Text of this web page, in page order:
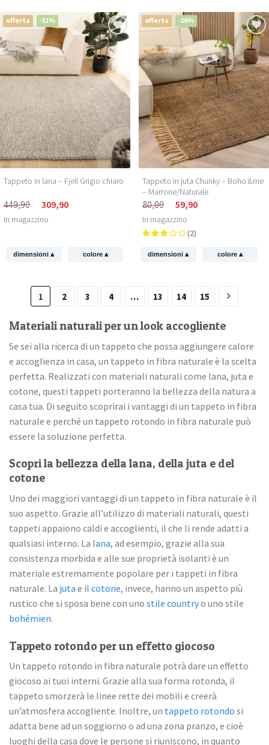
offerta -31%
Tappeto in lana – Fjell Grigio chiaro
449,90 309,90
In magazzino
dimensioni▴ colore ▴
offerta -26%
Tappeto in juta Chunky – Boho &me
– Marrone/Naturale
80,00 59,90
In magazzino
(2)
dimensioni▴ colore ▴
1 2 3 4 … 13 14 15
Materiali naturali per un look accogliente
Se sei alla ricerca di un tappeto che possa aggiungere calore
e accoglienza in casa, un tappeto in fibra naturale è la scelta
perfetta. Realizzati con materiali naturali come lana, juta e
cotone, questi tappeti porteranno la bellezza della natura a
casa tua. Di seguito scoprirai i vantaggi di un tappeto in fibra
naturale e perché un tappeto rotondo in fibra naturale può
essere la soluzione perfetta.
Scopri la bellezza della lana, della juta e del
cotone
Uno dei maggiori vantaggi di un tappeto in fibra naturale è il
suo aspetto. Grazie all’utilizzo di materiali naturali, questi
tappeti appaiono caldi e accoglienti, il che li rende adatti a
qualsiasi interno. La lana, ad esempio, grazie alla sua
consistenza morbida e alle sue proprietà isolanti è un
materiale estremamente popolare per i tappeti in fibra
naturale. La juta e il cotone, invece, hanno un aspetto più
rustico che si sposa bene con uno stile countryo uno stile
bohémien.
Tappeto rotondo per un effetto giocoso
Un tappeto rotondo in fibra naturale potrà dare un effetto
giocoso ai tuoi interni. Grazie alla sua forma rotonda, il
tappeto smorzerà le linee rette dei mobili e creerà
un’atmosfera accogliente. Inoltre, un tappeto rotondo si
adatta bene ad un soggiorno o ad una zona pranzo, e cioè
luoghi della casa dove le persone si riuniscono, in quanto